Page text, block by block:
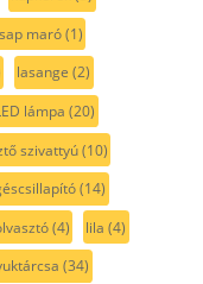
maró(1)
lasange (2)
lámpa (20)
szivattyú(10)
(14)
(4) lila (4)
(34)